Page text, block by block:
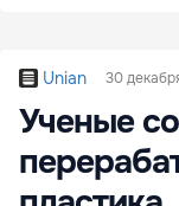
Unian 30
Ученые